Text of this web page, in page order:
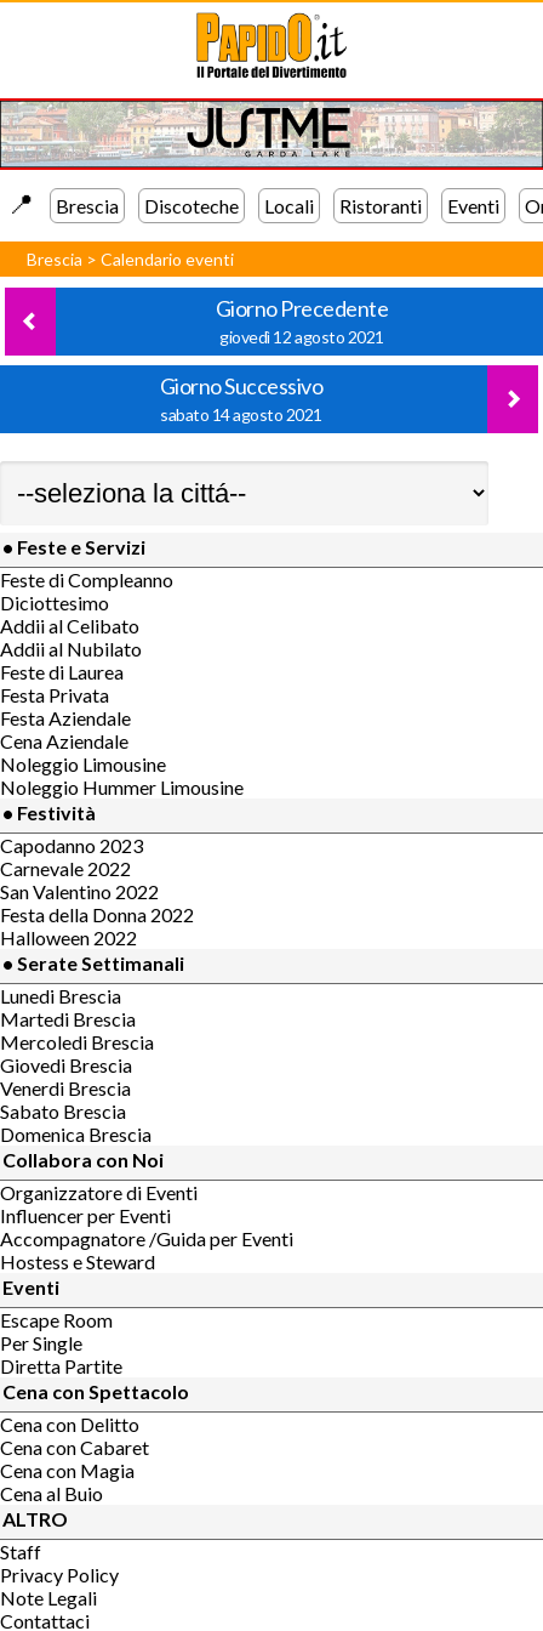
📍️ Brescia Discoteche Locali Ristoranti Eventi
Brescia >Calendario eventi
Giorno Precedente
giovedì 12 agosto 2021
Giorno Successivo
sabato 14 agosto 2021
• Feste e Servizi
Feste di Compleanno
Diciottesimo
Addii al Celibato
Addii al Nubilato
Feste di Laurea
Festa Privata
Festa Aziendale
Cena Aziendale
Noleggio Limousine
Noleggio Hummer Limousine
• Festività
Capodanno 2023
Carnevale 2022
San Valentino 2022
Festa della Donna 2022
Halloween 2022
• Serate Settimanali
Lunedi Brescia
Martedi Brescia
Mercoledi Brescia
Giovedi Brescia
Venerdi Brescia
Sabato Brescia
Domenica Brescia
Collabora con Noi
Organizzatore di Eventi
Influencer per Eventi
Accompagnatore /Guida per Eventi
Hostess e Steward
Eventi
Escape Room
Per Single
Diretta Partite
Cena con Spettacolo
Cena con Delitto
Cena con Cabaret
Cena con Magia
Cena al Buio
ALTRO
Staff
Privacy Policy
Note Legali
Contattaci